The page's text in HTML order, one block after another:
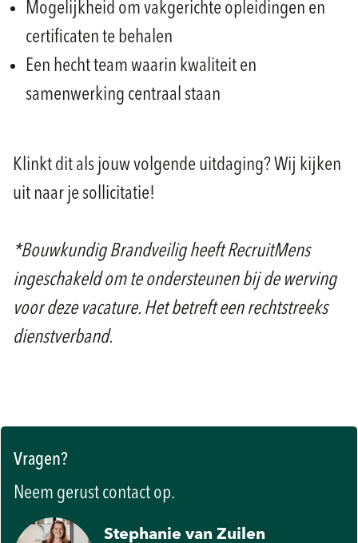
Mogelijkheid om vakgerichte opleidingen en
certificaten te behalen
Een hecht team waarin kwaliteit en
samenwerking centraal staan
Klinkt dit als jouw volgende uitdaging? Wij kijken
uit naar je sollicitatie!
*Bouwkundig Brandveilig heeft RecruitMens
ingeschakeld om te ondersteunen bij de werving
voor deze vacature. Het betreft een rechtstreeks
dienstverband.
Vragen?
Neem gerust contact op.
Stephanie van Zuilen